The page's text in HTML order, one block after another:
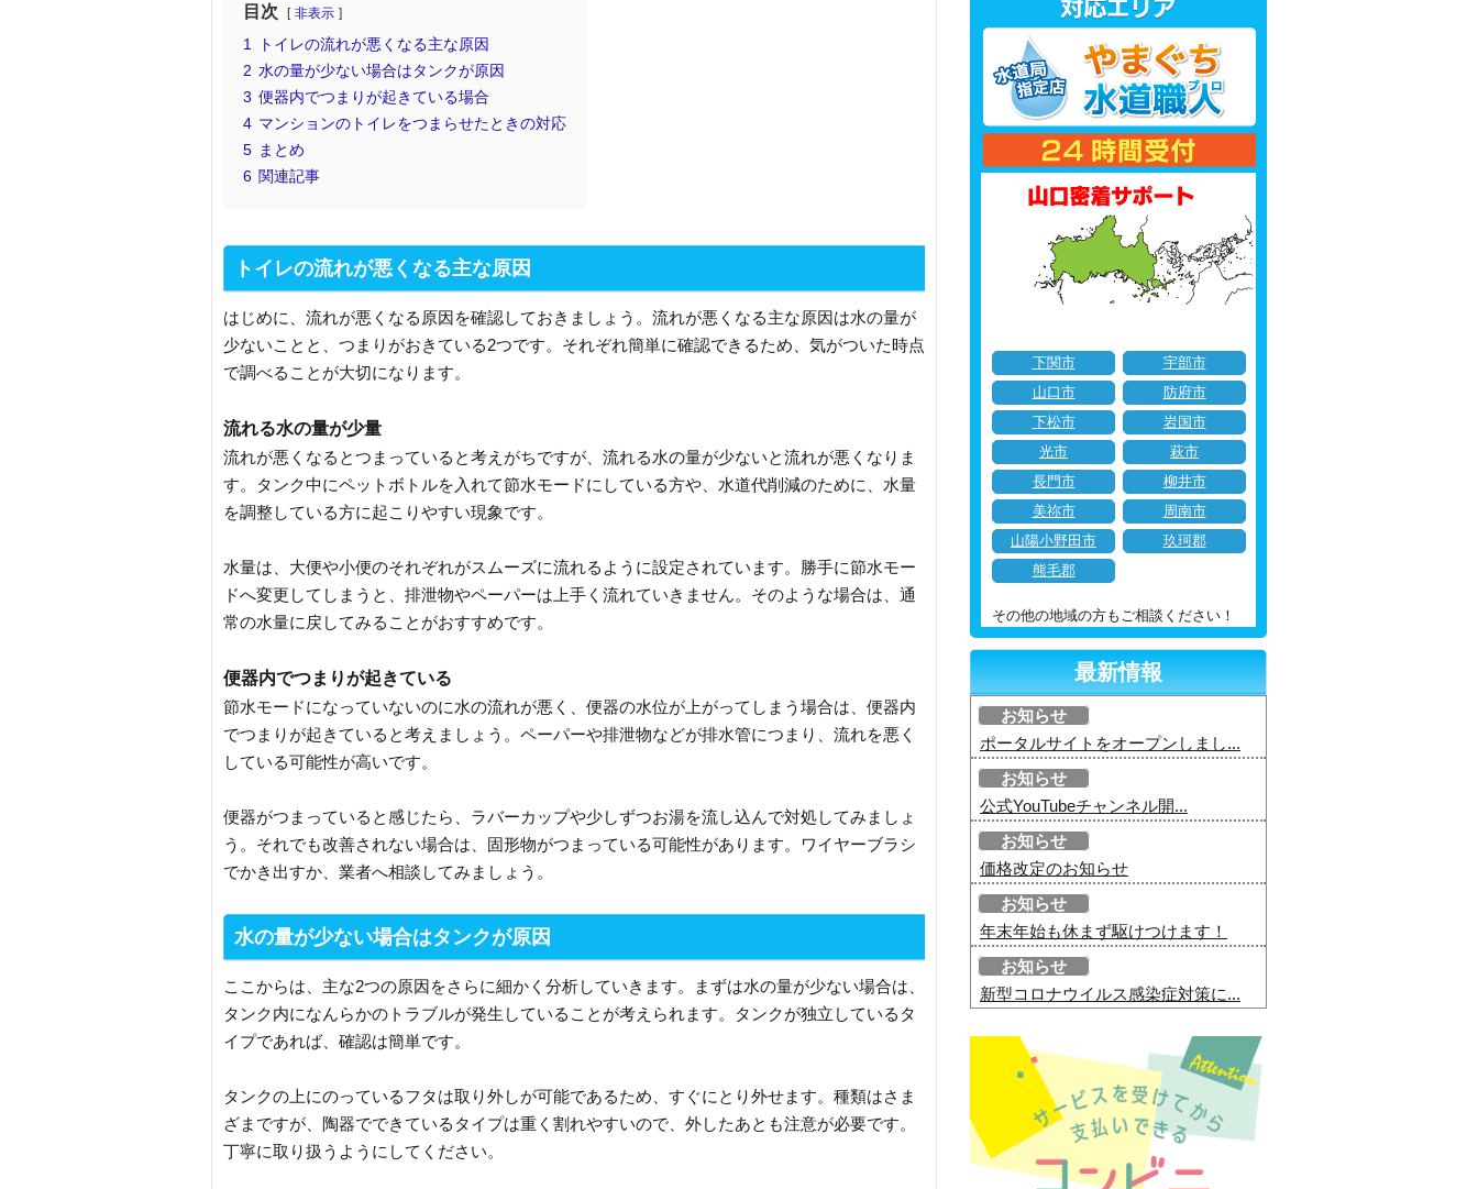
目次 非表示
1
トイレの流れが悪くなる主な原因
2 水の量が少ない場合はタンクが原因
3 便器内でつまりが起きている場合
4 マンションのトイレをつまらせたときの対応
5 まとめ
6 関連記事
トイレの流れが悪くなる主な原因
はじめに、流れが悪くなる原因を確認しておきましょう。流れが悪くなる主な原因は水の量が
少ないことと、つまりがおきている2つです。それぞれ簡単に確認できるため、気がついた時点
で調べることが大切になります。
流れる水の量が少量
流れが悪くなるとつまっていると考えがちですが、流れる水の量が少ないと流れが悪くなりま
す。タンク中にペットボトルを入れて節水モードにしている方や、水道代削減のために、水量
を調整している方に起こりやすい現象です。
水量は、大便や小便のそれぞれがスムーズに流れるように設定されています。勝手に節水モー
ドへ変更してしまうと、排泄物やペーパーは上手く流れていきません。そのような場合は、通
常の水量に戻してみることがおすすめです。
便器内でつまりが起きている
節水モードになっていないのに水の流れが悪く、便器の水位が上がってしまう場合は、便器内
でつまりが起きていると考えましょう。ペーパーや排泄物などが排水管につまり、流れを悪く
している可能性が高いです。
便器がつまっていると感じたら、ラバーカップや少しずつお湯を流し込んで対処してみましょ
う。それでも改善されない場合は、固形物がつまっている可能性があります。ワイヤーブラシ
でかき出すか、業者へ相談してみましょう。
水の量が少ない場合はタンクが原因
ここからは、主な2つの原因をさらに細かく分析していきます。まずは水の量が少ない場合は、
タンク内になんらかのトラブルが発生していることが考えられます。タンクが独立しているタ
イプであれば、確認は簡単です。
タンクの上にのっているフタは取り外しが可能であるため、すぐにとり外せます。種類はさま
ざまですが、陶器でできているタイプは重く割れやすいので、外したあとも注意が必要です。
丁寧に取り扱うようにしてください。
下関市
宇部市
山口市
防府市
下松市
岩国市
光市
萩市
長門市
柳井市
美祢市
周南市
山陽小野田市
玖珂郡
熊毛郡
その他の地域の方もご相談ください！
最新情報
お知らせ
ポータルサイトをオープンしまし...
お知らせ
公式YouTubeチャンネル開...
お知らせ
価格改定のお知らせ
お知らせ
年末年始も休まず駆けつけます！
お知らせ
新型コロナウイルス感染症対策に...